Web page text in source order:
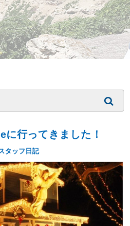
行ってきました！
タッフ日記